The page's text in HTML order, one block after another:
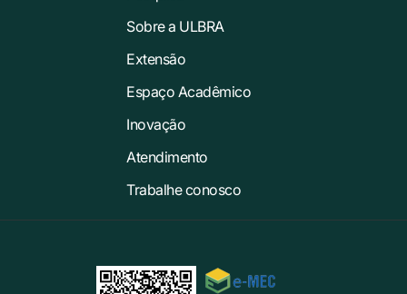
Sobre a ULBRA
Extensão
Espaço Acadêmico
Inovação
Atendimento
Trabalhe conosco